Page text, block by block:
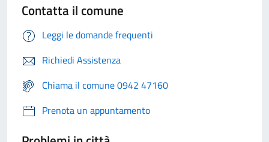
Contatta il comune
Leggi le domande frequenti
Richiedi Assistenza
Chiama il comune 0942 47160
Prenota un appuntamento